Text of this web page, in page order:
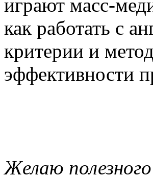
играют масс-
как работать с
критерии и
эффективности
Желаю